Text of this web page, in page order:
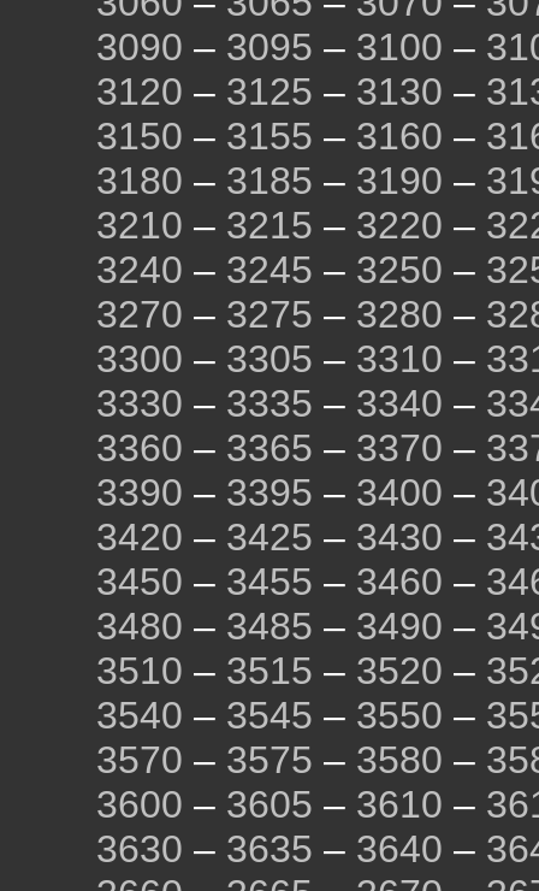
3090 – 3095 – 3100 –
3120 – 3125 – 3130 –
3150 – 3155 – 3160 –
3180 – 3185 – 3190 –
3210 – 3215 – 3220 –
3240 – 3245 – 3250 –
3270 – 3275 – 3280 –
3300 – 3305 – 3310 –
3330 – 3335 – 3340 –
3360 – 3365 – 3370 –
3390 – 3395 – 3400 –
3420 – 3425 – 3430 –
3450 – 3455 – 3460 –
3480 – 3485 – 3490 –
3510 – 3515 – 3520 –
3540 – 3545 – 3550 –
3570 – 3575 – 3580 –
3600 – 3605 – 3610 –
3630 – 3635 – 3640 –